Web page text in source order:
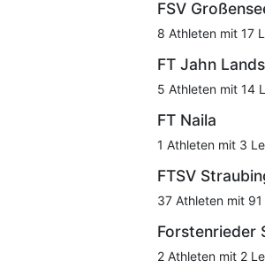
FSV
8 Athleten mit 17
FT Jahn
5 Athleten mit 14
FT Naila
1 Athleten mit 3
FTSV
37 Athleten mit
Forstenrieder
2 Athleten mit 2